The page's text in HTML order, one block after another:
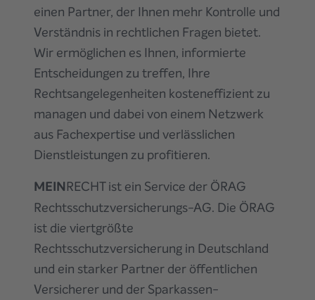
einen Partner, der Ihnen mehr Kontrolle und
Verständnis in rechtlichen Fragen bietet.
Wir ermöglichen es Ihnen, informierte
Entscheidungen zu treffen, Ihre
Rechtsangelegenheiten kosteneffizient zu
managen und dabei von einem Netzwerk
aus Fachexpertise und verlässlichen
Dienstleistungen zu profitieren.
MEINRECHT ist ein Service der ÖRAG
Rechtsschutzversicherungs-AG. Die ÖRAG
ist die viertgrößte
Rechtsschutzversicherung in Deutschland
und ein starker Partner der öffentlichen
Versicherer und der Sparkassen-